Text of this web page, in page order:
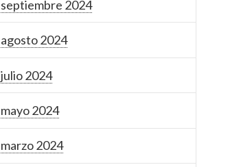
septiembre 2024
agosto 2024
julio 2024
mayo 2024
marzo 2024